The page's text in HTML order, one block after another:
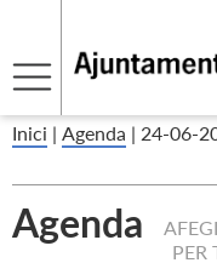
Inici | Agenda | 24-06-
Agenda
PER